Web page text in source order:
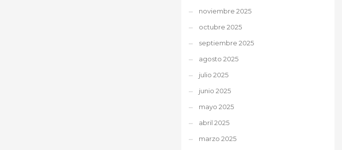
noviembre 2025
octubre 2025
septiembre 2025
agosto 2025
julio 2025
junio 2025
mayo 2025
abril 2025
marzo 2025